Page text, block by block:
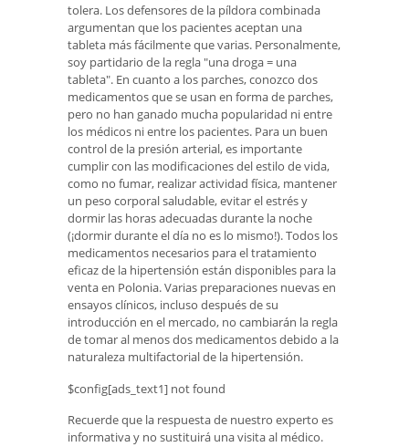
tolera. Los defensores de la píldora combinada
argumentan que los pacientes aceptan una
tableta más fácilmente que varias. Personalmente,
soy partidario de la regla "una droga = una
tableta". En cuanto a los parches, conozco dos
medicamentos que se usan en forma de parches,
pero no han ganado mucha popularidad ni entre
los médicos ni entre los pacientes. Para un buen
control de la presión arterial, es importante
cumplir con las modificaciones del estilo de vida,
como no fumar, realizar actividad física, mantener
un peso corporal saludable, evitar el estrés y
dormir las horas adecuadas durante la noche
(¡dormir durante el día no es lo mismo!). Todos los
medicamentos necesarios para el tratamiento
eficaz de la hipertensión están disponibles para la
venta en Polonia. Varias preparaciones nuevas en
ensayos clínicos, incluso después de su
introducción en el mercado, no cambiarán la regla
de tomar al menos dos medicamentos debido a la
naturaleza multifactorial de la hipertensión.
$config[ads_text1] not found
Recuerde que la respuesta de nuestro experto es
informativa y no sustituirá una visita al médico.